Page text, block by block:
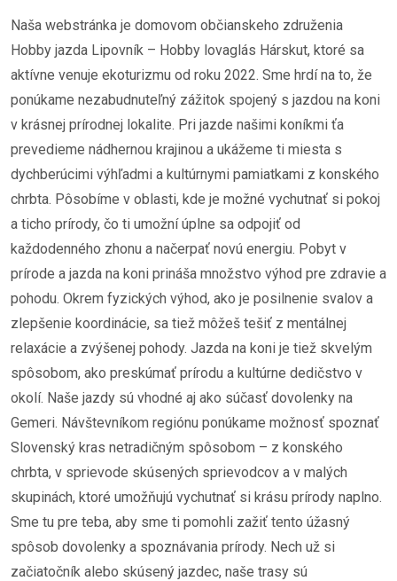
Naša webstránka je domovom občianskeho združenia
Hobby jazda Lipovník – Hobby lovaglás Hárskut, ktoré sa
aktívne venuje ekoturizmu od roku 2022. Sme hrdí na to, že
ponúkame nezabudnuteľný zážitok spojený s jazdou na koni
v krásnej prírodnej lokalite. Pri jazde našimi koníkmi ťa
prevedieme nádhernou krajinou a ukážeme ti miesta s
dychberúcimi výhľadmi a kultúrnymi pamiatkami z konského
chrbta. Pôsobíme v oblasti, kde je možné vychutnať si pokoj
a ticho prírody, čo ti umožní úplne sa odpojiť od
každodenného zhonu a načerpať novú energiu. Pobyt v
prírode a jazda na koni prináša množstvo výhod pre zdravie a
pohodu. Okrem fyzických výhod, ako je posilnenie svalov a
zlepšenie koordinácie, sa tiež môžeš tešiť z mentálnej
relaxácie a zvýšenej pohody. Jazda na koni je tiež skvelým
spôsobom, ako preskúmať prírodu a kultúrne dedičstvo v
okolí. Naše jazdy sú vhodné aj ako súčasť dovolenky na
Gemeri. Návštevníkom regiónu ponúkame možnosť spoznať
Slovenský kras netradičným spôsobom – z konského
chrbta, v sprievode skúsených sprievodcov a v malých
skupinách, ktoré umožňujú vychutnať si krásu prírody naplno.
Sme tu pre teba, aby sme ti pomohli zažiť tento úžasný
spôsob dovolenky a spoznávania prírody. Nech už si
začiatočník alebo skúsený jazdec, naše trasy sú